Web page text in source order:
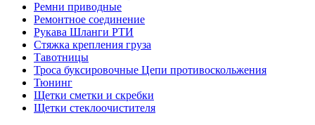
Ремни приводные
Ремонтное соединение
Рукава Шланги РТИ
Стяжка крепления груза
Тавотницы
Троса буксировочные Цепи противоскольжения
Тюнинг
Щетки сметки и скребки
Щетки стеклоочистителя